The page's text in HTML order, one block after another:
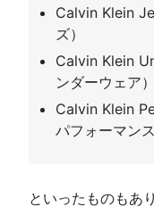
Calvin Klein
ズ）
Calvin Klein
ンダーウェア）
Calvin Klein
パフォーマンス
といったものもあ